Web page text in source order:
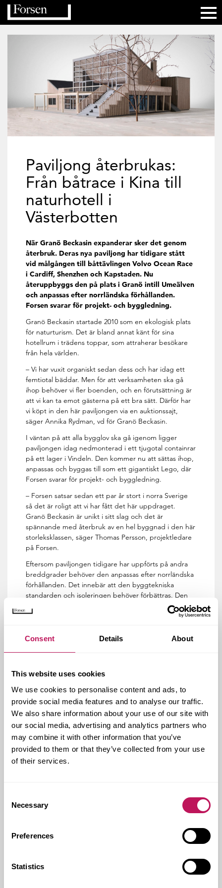
Consent Details About
This website uses cookies
We use cookies to personalise content and ads, to
provide social media features and to analyse our traffic.
We also share information about your use of our site with
our social media, advertising and analytics partners who
may combine it with other information that you’ve
provided to them or that they’ve collected from your use
of their services.
Selection
Necessary
Preferences
Statistics
Paviljong återbrukas:
Från båtrace i Kina till
naturhotell i
Västerbotten
När Granö Beckasin expanderar sker det genom
återbruk. Deras nya paviljong har tidigare stått
vid målgången till båttävlingen Volvo Ocean Race
i Cardiff, Shenzhen och Kapstaden. Nu
återuppbyggs den på plats i Granö intill Umeälven
och anpassas efter norrländska förhållanden.
Forsen svarar för projekt- och byggledning.
Granö Beckasin startade 2010 som en ekologisk plats
för naturturism. Det är bland annat känt för sina
hotellrum i trädens toppar, som attraherar besökare
från hela världen.
– Vi har vuxit organiskt sedan dess och har idag ett
femtiotal bäddar. Men för att verksamheten ska gå
ihop behöver vi fler boenden, och en förutsättning är
att vi kan ta emot gästerna på ett bra sätt. Därför har
vi köpt in den här paviljongen via en auktionssajt,
säger Annika Rydman, vd för Granö Beckasin.
I väntan på att alla bygglov ska gå igenom ligger
paviljongen idag nedmonterad i ett tjugotal containrar
på ett lager i Vindeln. Den kommer nu att sättas ihop,
anpassas och byggas till som ett gigantiskt Lego, där
Forsen svarar för projekt- och byggledning.
– Forsen satsar sedan ett par år stort i norra Sverige
så det är roligt att vi har fått det här uppdraget.
Granö Beckasin är unikt i sitt slag och det är
spännande med återbruk av en hel byggnad i den här
storleksklassen, säger Thomas Persson, projektledare
på Forsen.
Eftersom paviljongen tidigare har uppförts på andra
breddgrader behöver den anpassas efter norrländska
förhållanden. Det innebär att den byggtekniska
standarden och isoleringen behöver förbättras. Den
kommer också att få en estetisk anpassning och flera
nya funktioner.
Byggnadens transparens ger maximala förutsättningar
för besökarna att njuta av det vackra älvslandskapet
strama arkitekturen har mjukats upp varsamt av
exteriört och med utformning och materialval i väggar
och tak interiört.
Den nya byggnaden blir det första som möter
besökarna hos Granö Beckasin. Förutom en
restaurang, restaurangkök och konferensdelar
kommer den att inrymma reception, möjlighet till
utställningar och en administrativ del.
viktigt att vi har ett professionellt team omkring oss,
som håller i byggprocessen från start till mål. Och det
projektledare som samtidigt förstår hur vi tänker och
trygghet i hela projektet.